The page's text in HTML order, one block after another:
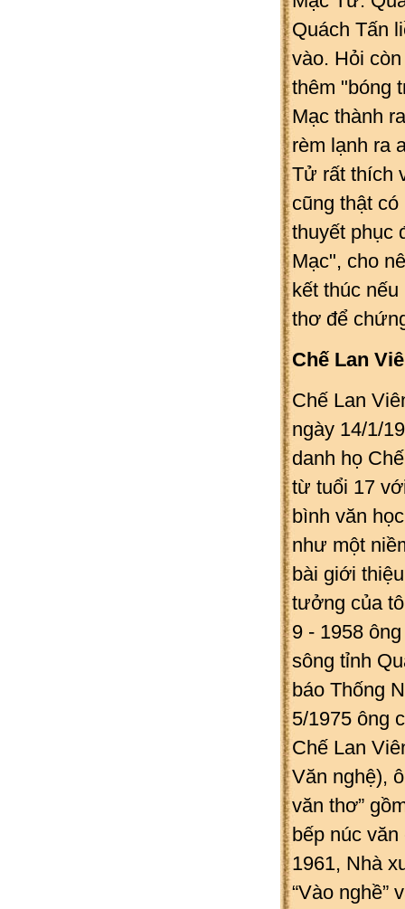
Quách Tấn
vào. Hỏi
thêm "bóng
Mạc thành
rèm lạnh ra
Tử rất thích
cũng thật
thuyết phục
Mạc", cho
kết thúc
thơ để
Chế Lan
Chế Lan
ngày 14/1/
danh họ
từ tuổi 17
bình văn
như một
bài giới
tưởng của
9 - 1958
sông tỉnh
báo Thống
5/1975 ông
Chế Lan
Văn nghệ),
văn thơ”
bếp núc
1961, Nhà
“Vào nghề”